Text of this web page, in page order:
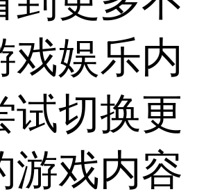
戏娱乐内
试切换更
游戏内容